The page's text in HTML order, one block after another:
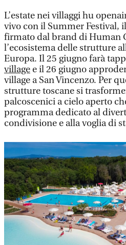
L’estate nei villaggi hu
vivo con il Summer Festival,
firmato dal brand di Human
l’ecosistema delle strutture
Europa. Il 25 giugno farà
village e il 26 giugno
village a San Vincenzo. Per
strutture toscane si
palcoscenici a cielo aperto
programma dedicato al
condivisione e alla voglia di